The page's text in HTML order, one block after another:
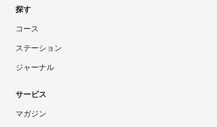
探す
コース
ステーション
ジャーナル
サービス
マガジン